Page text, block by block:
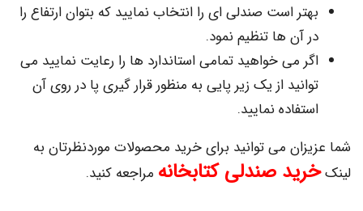
است صندلی ای را انتخاب نمایید که بتوان ارتفاع را
آن ها تنظیم نمود.
می خواهید تمامی استاندارد ها را رعایت نمایید می
از یک زیر پایی به منظور قرار گیری پا در روی آن
نمایید.
می توانید برای خرید محصولات موردنظرتان به
صندلی کتابخانهمراجعه کنید.